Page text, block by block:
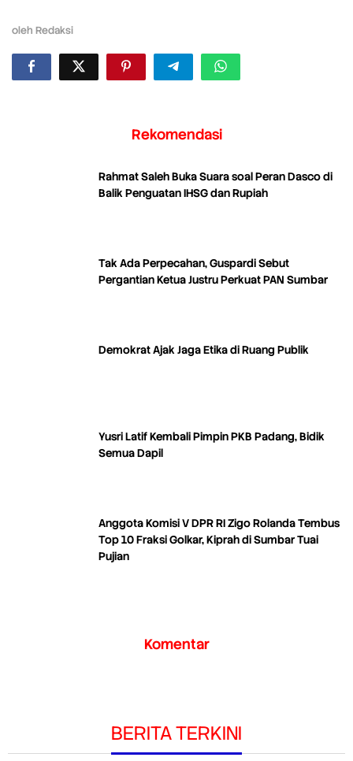
oleh Redaksi
Rekomendasi
Rahmat Saleh Buka Suara soal Peran Dasco di
Balik Penguatan IHSG dan Rupiah
Tak Ada Perpecahan, Guspardi Sebut
Pergantian Ketua Justru Perkuat PAN Sumbar
Demokrat Ajak Jaga Etika di Ruang Publik
Yusri Latif Kembali Pimpin PKB Padang, Bidik
Semua Dapil
Anggota Komisi V DPR RI Zigo Rolanda Tembus
Top 10 Fraksi Golkar, Kiprah di Sumbar Tuai
Pujian
Komentar
BERITA TERKINI